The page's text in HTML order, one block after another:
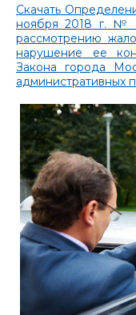
Скачать
ноября 2018 г. №
рассмотрению
нарушение ее
Закона города
административных